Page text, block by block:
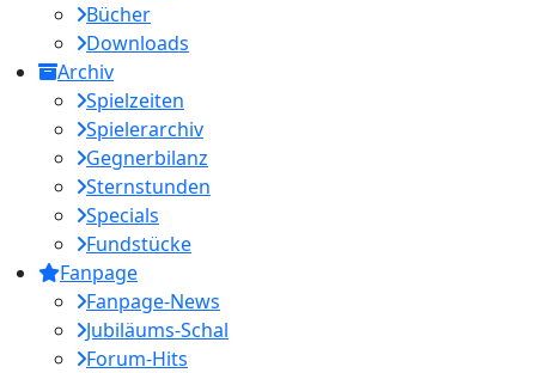
Bücher
Downloads
Archiv
Spielzeiten
Spielerarchiv
Gegnerbilanz
Sternstunden
Specials
Fundstücke
Fanpage
Fanpage-News
Jubiläums-Schal
Forum-Hits